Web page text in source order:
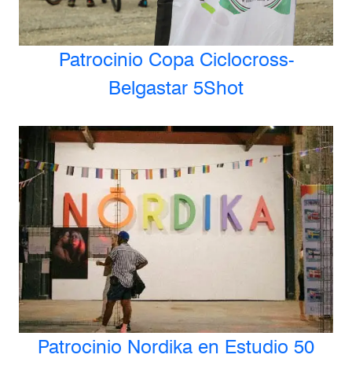
Patrocinio Copa Ciclocross-
Belgastar 5Shot
Patrocinio Nordika en Estudio 50